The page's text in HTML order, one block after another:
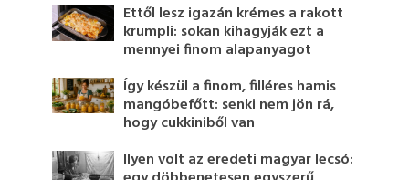
Ettől lesz igazán krémes a rakott
krumpli: sokan kihagyják ezt a
mennyei finom alapanyagot
Így készül a finom, filléres hamis
mangóbefőtt: senki nem jön rá,
hogy cukkiniből van
Ilyen volt az eredeti magyar lecsó: